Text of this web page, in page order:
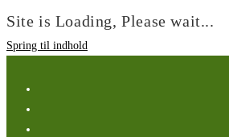
Site is Loading, Please wait...
Spring til indhold